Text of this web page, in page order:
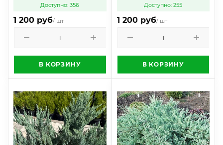
Доступно: 356
1 200 руб/ шт
В КОРЗИНУ
Доступно: 255
1 200 руб/ шт
В КОРЗИНУ